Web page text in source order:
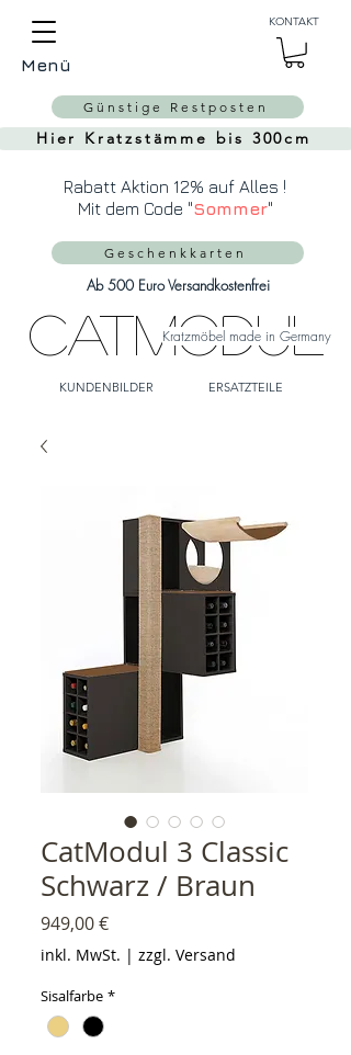
CatModul
Kratzmöbel made in Germany
Menü
KONTAKT
KUNDENBILDER ERSATZTEILE
Ab 500 Euro Versandkostenfrei
Hier Kratzstämme bis 300cm
Geschenkkarten
Günstige Restposten
Rabatt Aktion 12% auf Alles !
Mit dem Code "Sommer"
CatModul 3 Classic
Schwarz / Braun
949,00 €Preis
inkl. MwSt. | zzgl. Versand
Sisalfarbe *